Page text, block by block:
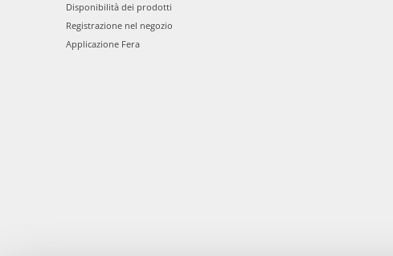
Disponibilità dei prodotti
Registrazione nel negozio
Applicazione Fera